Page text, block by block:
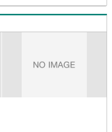
無料物件のご紹介だけでなく住
まずは家探しについて話を聞き
！年間8000棟以上の限定物件を
を含めた数社でのみご紹介可能